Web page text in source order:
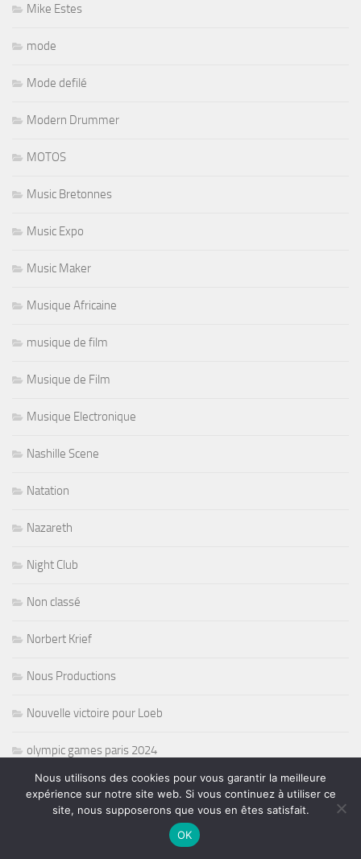
Mike Estes
mode
Mode defilé
Modern Drummer
MOTOS
Music Bretonnes
Music Expo
Music Maker
Musique Africaine
musique de film
Musique de Film
Musique Electronique
Nashille Scene
Natation
Nazareth
Night Club
Non classé
Norbert Krief
Nous Productions
Nouvelle victoire pour Loeb
olympic games paris 2024
opera
Nous utilisons des cookies pour vous garantir la meilleure
expérience sur notre site web. Si vous continuez à utiliser ce
site, nous supposerons que vous en êtes satisfait.
OK